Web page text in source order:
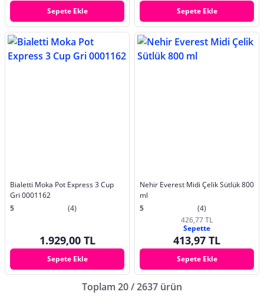
Sepete Ekle Sepete Ekle
Bialetti Moka Pot Express 3 Cup
Gri 0001162
5
(4)
1.929,00 TL
Sepete Ekle
Nehir Everest Midi Çelik Sütlük 800
ml
5
(4)
426,77 TL
Sepette
413,97 TL
Sepete Ekle
Toplam 20 / 2637 ürün